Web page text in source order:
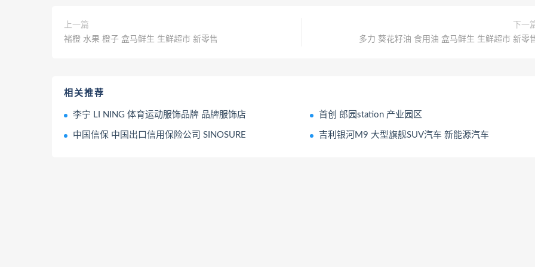
上一篇
褚橙 水果 橙子 盒马鲜生 生鲜超市 新零售
下一
多力 葵花籽油 食用油 盒马鲜生 生鲜超市 新零
相关推荐
李宁 LI NING 体育运动服饰品牌 品牌服饰店 首创 郎园station 产业园区
中国信保 中国出口信用保险公司 SINOSURE 吉利银河M9 大型旗舰SUV汽车 新能源汽车